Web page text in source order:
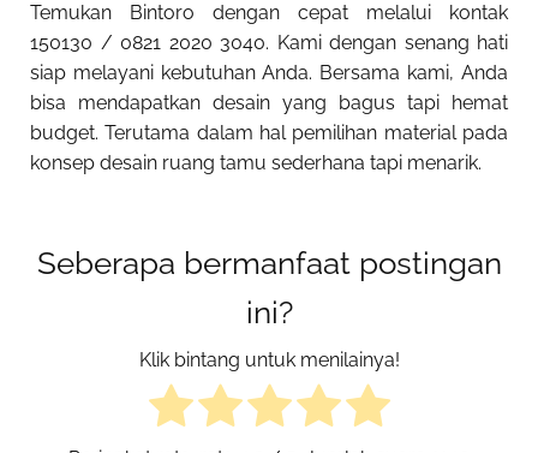
Temukan Bintoro dengan cepat melalui kontak
150130 / 0821 2020 3040. Kami dengan senang hati
siap melayani kebutuhan Anda. Bersama kami, Anda
bisa mendapatkan desain yang bagus tapi hemat
budget. Terutama dalam hal pemilihan material pada
konsep desain ruang tamu sederhana tapi menarik.
Seberapa bermanfaat postingan
ini?
Klik bintang untuk menilainya!